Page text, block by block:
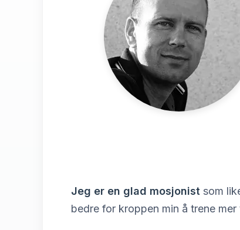
Jeg er en glad mosjonist som
bedre for kroppen min å trene mer